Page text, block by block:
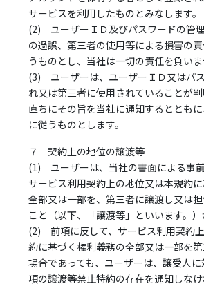
サービスを利用したものとみなします。
(2) ユーザーＩＤ及びパスワードの管
の過誤、第三者の使用等による損害の
うものとし、当社は一切の責任を負いま
(3) ユーザーは、ユーザーＩＤ又はパ
れ又は第三者に使用されていることが判
直ちにその旨を当社に通知するととも
に従うものとします。
７ 契約上の地位の譲渡等
(1) ユーザーは、当社の書面による事
サービス利用契約上の地位又は本規約
全部又は一部を、第三者に譲渡し又は
こと（以下、「譲渡等」といいます。）
(2) 前項に反して、サービス利用契約
約に基づく権利義務の全部又は一部を
場合であっても、ユーザーは、譲受人
項の譲渡等禁止特約の存在を通知しな